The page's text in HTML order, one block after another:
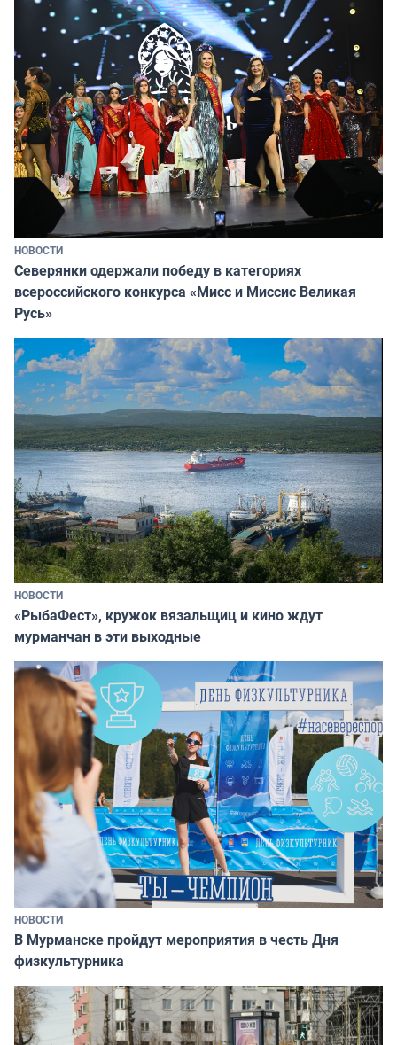
НОВОСТИ
Северянки одержали победу в категориях
всероссийского конкурса «Мисс и Миссис Великая
Русь»
НОВОСТИ
«РыбаФест», кружок вязальщиц и кино ждут
мурманчан в эти выходные
НОВОСТИ
В Мурманске пройдут мероприятия в честь Дня
физкультурника